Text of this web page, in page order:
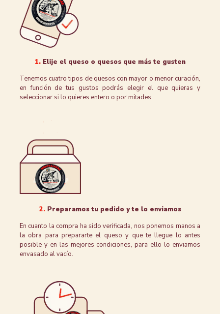
1. Elije el queso o quesos que más te gusten
Tenemos cuatro tipos de quesos con mayor o menor curación,
en función de tus gustos podrás elegir el que quieras y
seleccionar si lo quieres entero o por mitades.
2. Preparamos tu pedido y te lo enviamos
En cuanto la compra ha sido verificada, nos ponemos manos a
la obra para prepararte el queso y que te llegue lo antes
posible y en las mejores condiciones, para ello lo enviamos
envasado al vacío.